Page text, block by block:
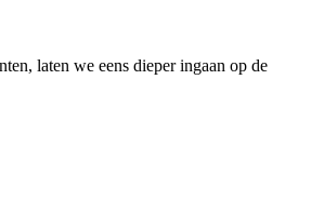
laten we eens dieper ingaan op de